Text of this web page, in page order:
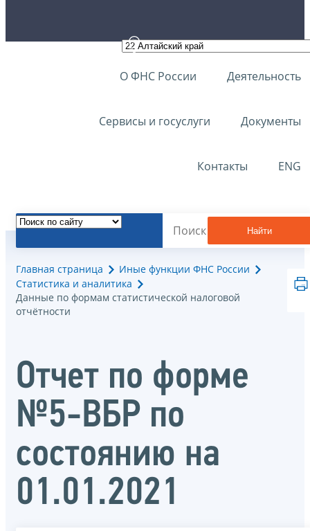
О ФНС России Деятельность
Сервисы и госуслуги Документы
Контакты ENG
Найти
Главная страница
Иные функции ФНС России
Статистика и аналитика
Данные по формам статистической налоговой
отчётности
Отчет по форме
№5-ВБР по
состоянию на
01.01.2021